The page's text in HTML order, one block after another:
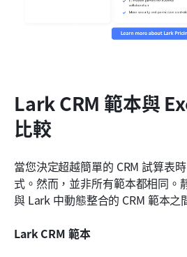
Lark CRM 範本與
比較
當您決定超越簡單的 CRM 試算表
式。然而，並非所有範本都相同。
與 Lark 中動態整合的 CRM 範本之
Lark CRM 範本